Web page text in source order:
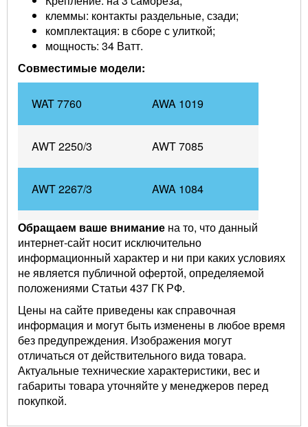
клеммы: контакты раздельные, сзади;
комплектация: в сборе с улиткой;
мощность: 34 Ватт.
Совместимые модели:
WAT 7760 AWA 1019
AWT 2250/3 AWT 7085
AWT 2267/3 AWA 1084
AWE 6724 AWT 2256
AWT 1000 EX AWT 2272
AWT 2259/1 AWA 1080
AWE 6725 / P AWT 2250/2
AWT 2255
Обращаем ваше внимание на то, что данный
интернет-сайт носит исключительно
информационный характер и ни при каких условиях
не является публичной офертой, определяемой
положениями Статьи 437 ГК РФ.
Цены на сайте приведены как справочная
информация и могут быть изменены в любое время
без предупреждения. Изображения могут
отличаться от действительного вида товара.
Актуальные технические характеристики, вес и
габариты товара уточняйте у менеджеров перед
покупкой.